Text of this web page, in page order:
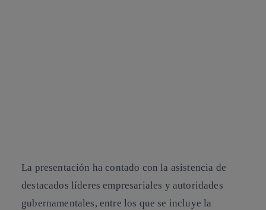
La presentación ha contado con la asistencia de
destacados líderes empresariales y autoridades
gubernamentales, entre los que se incluye la